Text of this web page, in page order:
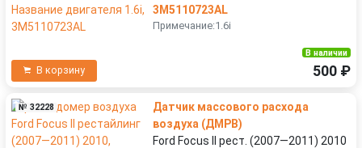
3M5110723AL
Примечание:1.6i
В корзину
В наличии
500 ₽
№ 32228
Датчик массового расхода
воздуха (ДМРВ)
Ford Focus II рест. (2007—2011) 2010